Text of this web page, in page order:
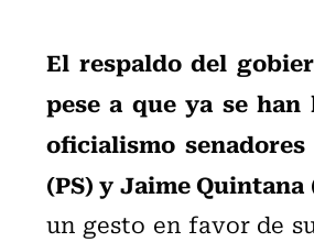
El respaldo del
pese a que ya se
oficialismo
(PS) y Jaime
un gesto en favor de